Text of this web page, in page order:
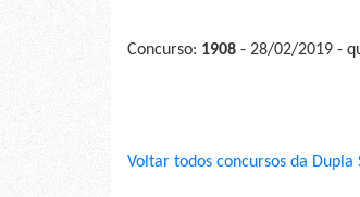
Concurso: 1908 - 28/02/2019 -
Voltar todos concursos da Dupla